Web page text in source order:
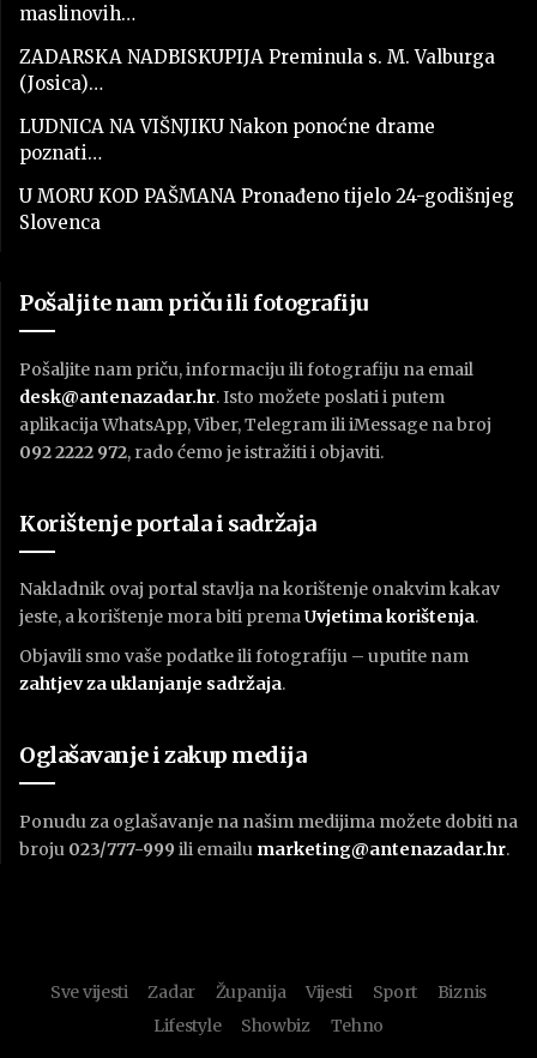
maslinovih…
ZADARSKA NADBISKUPIJA Preminula s. M. Valburga
(Josica)…
LUDNICA NA VIŠNJIKU Nakon ponoćne drame
poznati…
U MORU KOD PAŠMANA Pronađeno tijelo 24-godišnjeg
Slovenca
Pošaljite nam priču ili fotografiju
Pošaljite nam priču, informaciju ili fotografiju na email
desk@antenazadar.hr. Isto možete poslati i putem
aplikacija WhatsApp, Viber, Telegram ili iMessage na broj
092 2222 972, rado ćemo je istražiti i objaviti.
Korištenje portala i sadržaja
Nakladnik ovaj portal stavlja na korištenje onakvim kakav
jeste, a korištenje mora biti premaUvjetima korištenja.
Objavili smo vaše podatke ili fotografiju – uputite nam
zahtjev za uklanjanje sadržaja.
Oglašavanje i zakup medija
Ponudu za oglašavanje na našim medijima možete dobiti na
broju 023/777-999 ili emailu marketing@antenazadar.hr.
Sve vijesti Zadar Županija Vijesti Sport
Biznis
Lifestyle
Showbiz Tehno